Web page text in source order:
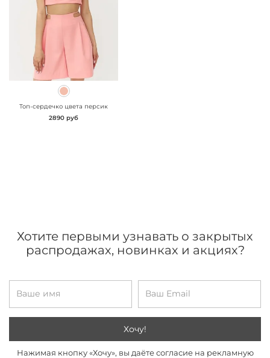
" class="js-prevent-
Топ-сердечко цвета персик
2890 руб
Хотите первыми узнавать о закрытых
распродажах, новинках и акциях?
Хочу!
Нажимая кнопку «Хочу», вы даёте согласие на рекламную